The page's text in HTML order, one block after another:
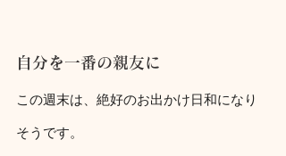
自分を一番の親友に
この週末は、絶好のお出かけ日和になり
そうです。